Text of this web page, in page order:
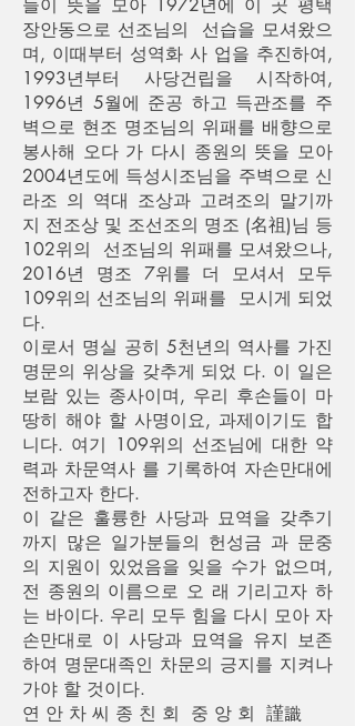
들이 뜻을 모아 1972년에 이 곳 평택
장안동으로 선조님의 선습을 모셔왔으
며, 이때부터 성역화 사 업을 추진하여,
1993년부터 사당건립을 시작하여,
1996년 5월에 준공 하고 득관조를 주
벽으로 현조 명조님의 위패를 배향으로
봉사해 오다 가 다시 종원의 뜻을 모아
2004년도에 득성시조님을 주벽으로 신
라조 의 역대 조상과 고려조의 말기까
지 전조상 및 조선조의 명조 (名祖)님 등
102위의 선조님의 위패를 모셔왔으나,
2016년 명조 7위를 더 모셔서 모두
109위의 선조님의 위패를 모시게 되었
다.
이로서 명실 공히 5천년의 역사를 가진
명문의 위상을 갖추게 되었 다. 이 일은
보람 있는 종사이며, 우리 후손들이 마
땅히 해야 할 사명이요, 과제이기도 합
니다. 여기 109위의 선조님에 대한 약
력과 차문역사 를 기록하여 자손만대에
전하고자 한다.
이 같은 훌륭한 사당과 묘역을 갖추기
까지 많은 일가분들의 헌성금 과 문중
의 지원이 있었음을 잊을 수가 없으며,
전 종원의 이름으로 오 래 기리고자 하
는 바이다. 우리 모두 힘을 다시 모아 자
손만대로 이 사당과 묘역을 유지 보존
하여 명문대족인 차문의 긍지를 지켜나
가야 할 것이다.
연 안 차 씨 종 친 회 중 앙 회 謹識